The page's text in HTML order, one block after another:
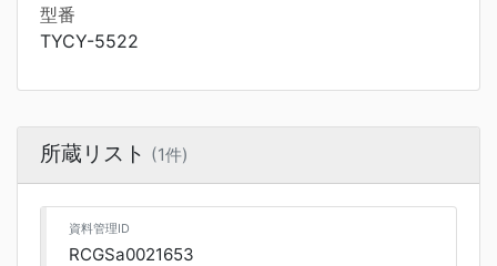
型番
TYCY-5522
所蔵リスト (1件)
資料管理ID
RCGSa0021653